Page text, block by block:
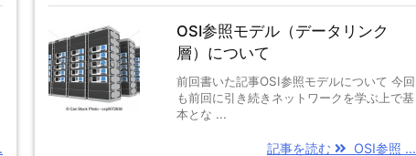
OSI参照モデル（データリンク
層）について
前回書いた記事OSI参照モデルについて 今回
も前回に引き続きネットワークを学ぶ上で基
本とな ...
記事を読む OSI参照 ...